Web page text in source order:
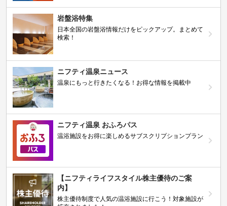
岩盤浴特集
日本全国の岩盤浴情報だけをピックアップ。まとめて
検索！
ニフティ温泉ニュース
温泉にもっと行きたくなる！お得な情報を掲載中
ニフティ温泉 おふろパス
温浴施設をお得に楽しめるサブスクリプションプラン
【ニフティライフスタイル株主優待のご案
内】
株主優待制度で人気の温浴施設に行こう！対象施設が